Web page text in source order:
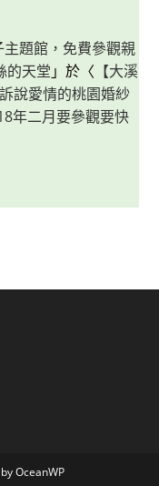
主題館，免費參觀親
的天堂 」於〈 【大溪
說愛情的桃園婚紗
年二月要參觀要快
OceanWP